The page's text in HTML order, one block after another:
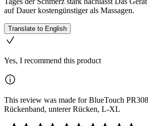
auf Dauer kostengünstiger als Massagen.
Translate to English
Yes, I recommend this product
This review was made for BlueTouch
Rückenband, unterer Rücken, L-XL